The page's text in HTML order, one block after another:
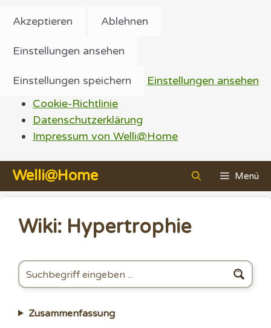
Akzeptieren Ablehnen
Einstellungen ansehen
Einstellungen speichern
Einstellungen ansehen
Cookie-Richtlinie
Datenschutzerklärung
Impressum von Welli@Home
Zum
InhaltWelli@Home Menü
Wiki: Hypertrophie
Zusammenfassung